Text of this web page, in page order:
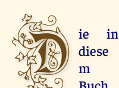
D ie in
diese
m